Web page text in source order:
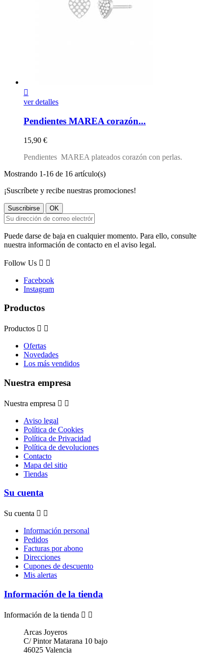

ver detalles
Pendientes MAREA corazón...
Precio
15,90 €
Pendientes MAREA plateados corazón con perlas.
Mostrando 1-16 de 16 artículo(s)
¡Suscríbete y recibe nuestras promociones!
Puede darse de baja en cualquier momento. Para ello, consulte
nuestra información de contacto en el aviso legal.
Follow Us  
Facebook
Instagram
Productos
Productos  
Ofertas
Novedades
Los más vendidos
Nuestra empresa
Nuestra empresa  
Aviso legal
Política de Cookies
Política de Privacidad
Política de devoluciones
Contacto
Mapa del sitio
Tiendas
Su cuenta
Su cuenta  
Información personal
Pedidos
Facturas por abono
Direcciones
Cupones de descuento
Mis alertas
Información de la tienda
Información de la tienda  
Arcas Joyeros
C/ Pintor Matarana 10 bajo
46025 Valencia